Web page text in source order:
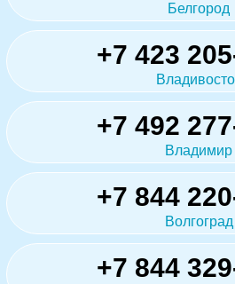
Белгород
+7 423
+7 492
Владимир
+7 844
Волгоград
+7 844